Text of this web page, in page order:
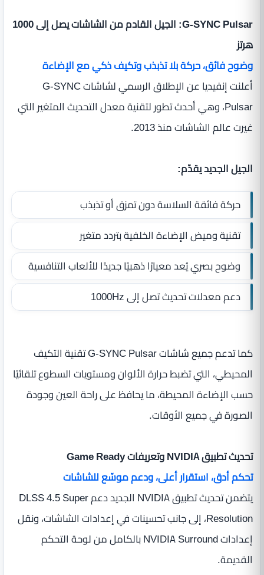
G-SYNC Pulsar: الجيل القادم من الشاشات يصل إلى 1000
هرتز
وضوح فائق، حركة بلا تذبذب وتكيف ذكي مع الإضاءة
أعلنت إنفيديا عن الإطلاق الرسمي لشاشات G-SYNC
Pulsar، وهي أحدث تطور لتقنية معدل التحديث المتغير التي
غيرت عالم الشاشات منذ 2013.
الجيل الجديد يقدّم:
حركة فائقة السلاسة دون تمزق أو تذبذب
تقنية وميض الإضاءة الخلفية بتردد متغير
وضوح بصري يُعد معيارًا ذهبيًا جديدًا للألعاب التنافسية
دعم معدلات تحديث تصل إلى 1000Hz
كما تدعم جميع شاشات G-SYNC Pulsar تقنية التكيف
المحيطي، التي تضبط حرارة الألوان ومستويات السطوع تلقائيًا
حسب الإضاءة المحيطة، ما يحافظ على راحة العين وجودة
الصورة في جميع الأوقات.
تحديث تطبيق NVIDIA وتعريفات Game Ready
تحكم أدق، استقرار أعلى، ودعم موسّع للشاشات
يتضمن تحديث تطبيق NVIDIA الجديد دعم DLSS 4.5 Super
Resolution، إلى جانب تحسينات في إعدادات الشاشات، ونقل
إعدادات NVIDIA Surround بالكامل من لوحة التحكم
القديمة.